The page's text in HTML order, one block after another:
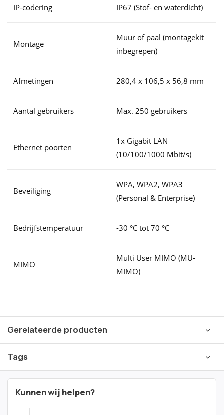
IP-codering IP67 (Stof- en waterdicht)
Montage
Muur of paal (montagekit
inbegrepen)
Afmetingen 280,4 x 106,5 x 56,8 mm
Aantal gebruikers Max. 250 gebruikers
Ethernet poorten
1x Gigabit LAN
(10/100/1000 Mbit/s)
Beveiliging
WPA, WPA2, WPA3
(Personal & Enterprise)
Bedrijfstemperatuur -30 °C tot 70 °C
MIMO
Multi User MIMO (MU-
MIMO)
Gerelateerde producten
Tags
Kunnen wij helpen?